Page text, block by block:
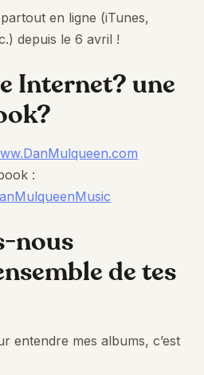
en ligne (iTunes,
depuis le 6 avril !
Internet? une
:
nous
de tes
entendre mes albums, c’est